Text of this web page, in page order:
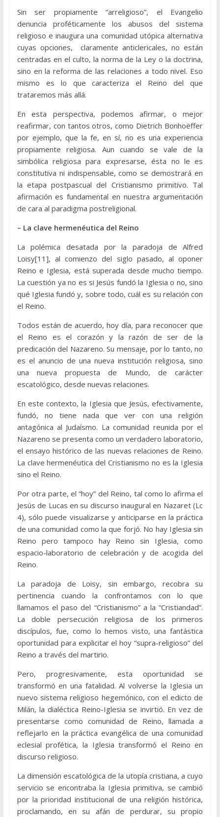
Sin ser propiamente “arreligioso”, el Evangelio
denuncia proféticamente los abusos del sistema
religioso e inaugura una comunidad utópica alternativa
cuyas opciones, claramente anticlericales, no están
centradas en el culto, la norma de la Ley o la doctrina,
sino en la reforma de las relaciones a todo nivel. Eso
mismo es lo que caracteriza el Reino del que
trataremos más allá.
En esta perspectiva, podemos afirmar, o mejor
reafirmar, con tantos otros, como Dietrich Bonhoëffer
por ejemplo, que la fe, en sí, no es una experiencia
propiamente religiosa. Aun cuando se vale de la
simbólica religiosa para expresarse, ésta no le es
constitutiva ni indispensable, como se demostrará en
la etapa postpascual del Cristianismo primitivo. Tal
afirmación es fundamental en nuestra argumentación
de cara al paradigma postreligional.
– La clave hermenéutica del Reino
La polémica desatada por la paradoja de Alfred
Loisy[11], al comienzo del siglo pasado, al oponer
Reino e Iglesia, está superada desde mucho tiempo.
La cuestión ya no es si Jesús fundó la Iglesia o no, sino
qué Iglesia fundó y, sobre todo, cuál es su relación con
el Reino.
Todos están de acuerdo, hoy día, para reconocer que
el Reino es el corazón y la razón de ser de la
predicación del Nazareno. Su mensaje, por lo tanto, no
es el anuncio de una nueva institución religiosa, sino
una nueva propuesta de Mundo, de carácter
escatológico, desde nuevas relaciones.
En este contexto, la Iglesia que Jesús, efectivamente,
fundó, no tiene nada que ver con una religión
antagónica al Judaísmo. La comunidad reunida por el
Nazareno se presenta como un verdadero laboratorio,
el ensayo histórico de las nuevas relaciones de Reino.
La clave hermenéutica del Cristianismo no es la Iglesia
sino el Reino.
Por otra parte, el “hoy” del Reino, tal como lo afirma el
Jesús de Lucas en su discurso inaugural en Nazaret (Lc
4), sólo puede visualizarse y anticiparse en la práctica
de una comunidad como la que forjó. No hay Iglesia sin
Reino pero tampoco hay Reino sin Iglesia, como
espacio-laboratorio de celebración y de acogida del
Reino.
La paradoja de Loisy, sin embargo, recobra su
pertinencia cuando la confrontamos con lo que
llamamos el paso del “Cristianismo” a la “Cristiandad”.
La doble persecución religiosa de los primeros
discípulos, fue, como lo hemos visto, una fantástica
oportunidad para explicitar el hoy “supra-religioso” del
Reino a través del martirio.
Pero, progresivamente, esta oportunidad se
transformó en una fatalidad. Al volverse la Iglesia un
nuevo sistema religioso hegemónico, con el edicto de
Milán, la dialéctica Reino-Iglesia se invirtió. En vez de
presentarse como comunidad de Reino, llamada a
reflejarlo en la práctica evangélica de una comunidad
eclesial profética, la Iglesia transformó el Reino en
discurso religioso.
La dimensión escatológica de la utopía cristiana, a cuyo
servicio se encontraba la Iglesia primitiva, se cambió
por la prioridad institucional de una religión histórica,
proclamando, en su afán de perdurar, su propio